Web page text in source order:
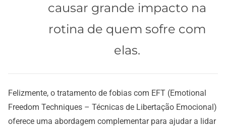
causar grande impacto na
rotina de quem sofre com
elas.
Felizmente, o tratamento de fobias com EFT (Emotional
Freedom Techniques – Técnicas de Libertação Emocional)
oferece uma abordagem complementar para ajudar a lidar